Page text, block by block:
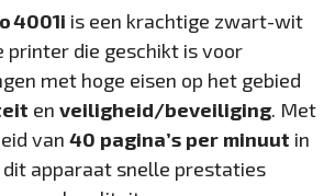
4001i is een krachtige zwart-wit
die geschikt is voor
met hoge eisen op het gebied
enveiligheid/beveiliging. Met
van40 pagina’s per minuut in
apparaat snelle prestaties